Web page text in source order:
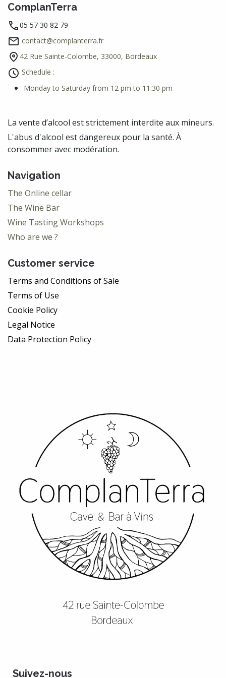
ComplanTerra
05 57 30 82 79
contact@complanterra.fr
42 Rue Sainte-Colombe, 33000, Bordeaux
Schedule :
Monday to Saturday from 12 pm to 11:30 pm
La vente d’alcool est strictement interdite aux mineurs.
L'abus d'alcool est dangereux pour la santé. À
consommer avec modération.
Navigation
The Online cellar
The Wine Bar
Wine Tasting Workshops
Who are we ?
Customer service
Terms and Conditions of Sale
Terms of Use
Cookie Policy
Legal Notice
Data Protection Policy
Suivez-nous